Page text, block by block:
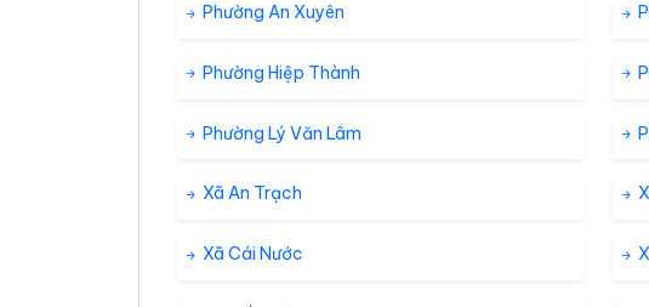
Phường An Xuyên
Phường Hiệp Thành
Phường Lý Văn Lâm
Xã An Trạch
Xã Cái Nước